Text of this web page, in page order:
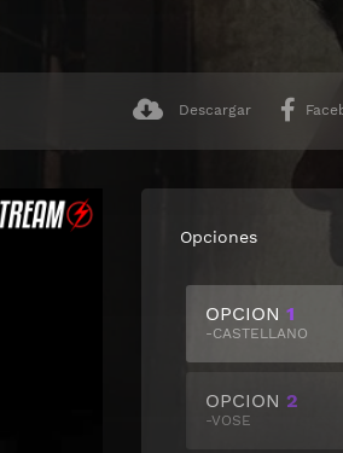
Descargar
Opciones
OPCION 1
-CASTELLANO
OPCION 2
-VOSE